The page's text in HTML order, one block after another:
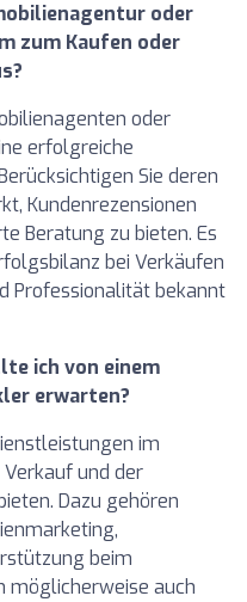
oder
zum Kaufen oder
oder
erfolgreiche
Sie deren
Kundenrezensionen
Beratung zu bieten. Es
bei Verkäufen
Professionalität bekannt
ich von einem
erwarten?
im
und der
Dazu gehören
beim
möglicherweise auch